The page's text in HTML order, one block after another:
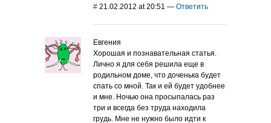
# 21.02.2012 at 20:51 — Ответить
Евгения
Хорошая и познавательная статья.
Лично я для себя решила еще в
родильном доме, что доченька будет
спать со мной. Так и ей будет удобнее
и мне. Ночью она просыпалась раз
три и всегда без труда находила
грудь. Мне не нужно было идти к